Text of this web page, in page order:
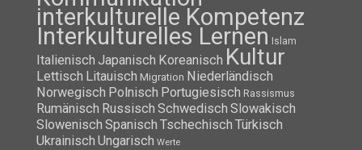
interkulturelle Kompetenz
Interkulturelles Lernen Islam
Italienisch Japanisch Koreanisch Kultur
Lettisch Litauisch Migration Niederländisch
Norwegisch Polnisch Portugiesisch Rassismus
Rumänisch Russisch Schwedisch Slowakisch
Slowenisch Spanisch Tschechisch Türkisch
Ukrainisch Ungarisch Werte